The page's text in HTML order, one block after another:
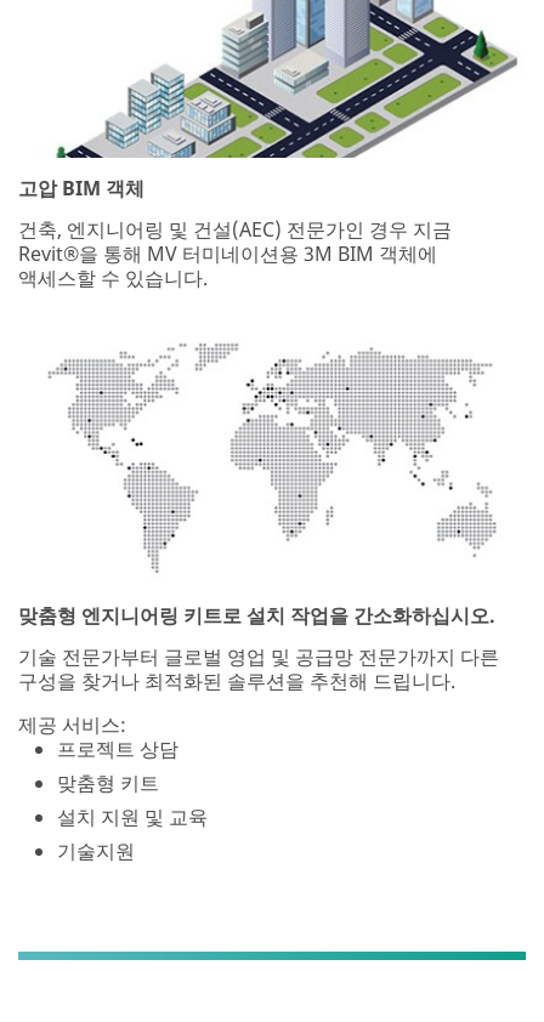
고압 BIM 객체
건축, 엔지니어링 및 건설(AEC) 전문가인 경우 지금
Revit®을 통해 MV 터미네이션용 3M BIM 객체에
액세스할 수 있습니다.
맞춤형 엔지니어링 키트로 설치 작업을 간소화하십시오.
기술 전문가부터 글로벌 영업 및 공급망 전문가까지 다른
구성을 찾거나 최적화된 솔루션을 추천해 드립니다.
제공 서비스:
프로젝트 상담
맞춤형 키트
설치 지원 및 교육
기술지원